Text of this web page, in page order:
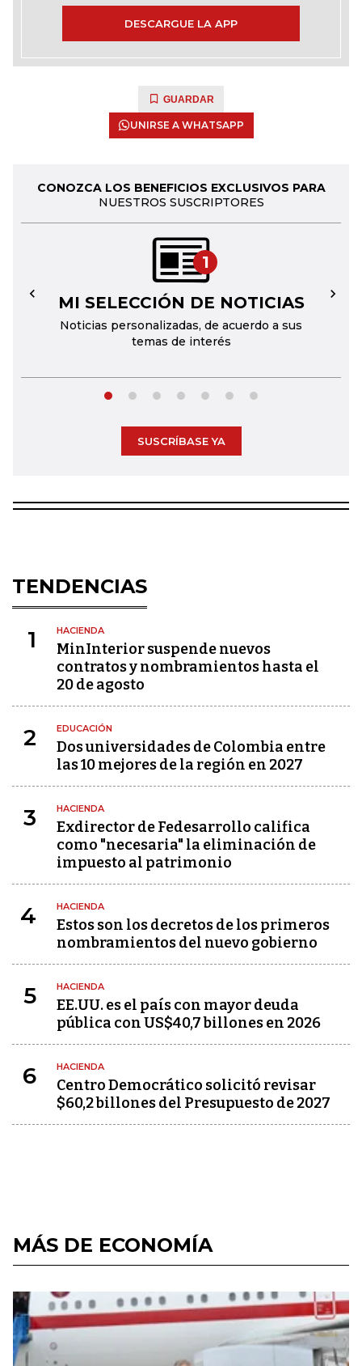
DESCARGUE LA APP
GUARDAR
UNIRSE A WHATSAPP
CONOZCA LOS BENEFICIOS EXCLUSIVOS PARA
NUESTROS SUSCRIPTORES
1
MI SELECCIÓN DE NOTICIAS
Noticias personalizadas, de acuerdo a sus
temas de interés
← →
SUSCRÍBASE YA
TENDENCIAS
1 HACIENDA
MinInterior suspende nuevos
contratos y nombramientos hasta el
20 de agosto
2 EDUCACIÓN
Dos universidades de Colombia entre
las 10 mejores de la región en 2027
3 HACIENDA
Exdirector de Fedesarrollo califica
como "necesaria" la eliminación de
impuesto al patrimonio
4 HACIENDA
Estos son los decretos de los primeros
nombramientos del nuevo gobierno
5 HACIENDA
EE.UU. es el país con mayor deuda
pública con US$40,7 billones en 2026
6 HACIENDA
Centro Democrático solicitó revisar
$60,2 billones del Presupuesto de 2027
MÁS DE ECONOMÍA